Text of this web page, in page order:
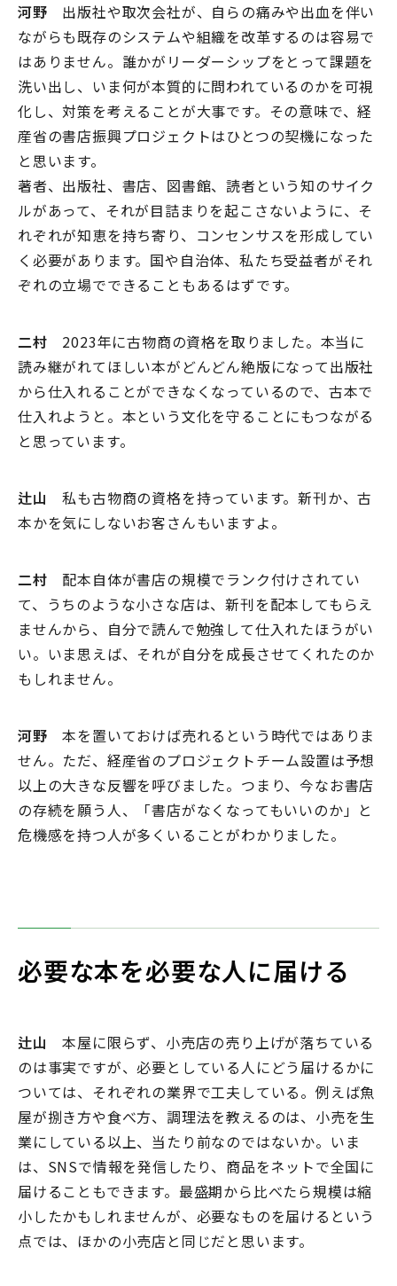
河野 出版社や取次会社が、自らの痛みや出血を伴い
ながらも既存のシステムや組織を改革するのは容易で
はありません。誰かがリーダーシップをとって課題を
洗い出し、いま何が本質的に問われているのかを可視
化し、対策を考えることが大事です。その意味で、経
産省の書店振興プロジェクトはひとつの契機になった
と思います。
著者、出版社、書店、図書館、読者という知のサイク
ルがあって、それが目詰まりを起こさないように、そ
れぞれが知恵を持ち寄り、コンセンサスを形成してい
く必要があります。国や自治体、私たち受益者がそれ
ぞれの立場でできることもあるはずです。
二村 2023年に古物商の資格を取りました。本当に
読み継がれてほしい本がどんどん絶版になって出版社
から仕入れることができなくなっているので、古本で
仕入れようと。本という文化を守ることにもつながる
と思っています。
辻山
私も古物商の資格を持っています。新刊か、古
本かを気にしないお客さんもいますよ。
二村 配本自体が書店の規模でランク付けされてい
て、うちのような小さな店は、新刊を配本してもらえ
ませんから、自分で読んで勉強して仕入れたほうがい
い。いま思えば、それが自分を成長させてくれたのか
もしれません。
河野 本を置いておけば売れるという時代ではありま
せん。ただ、経産省のプロジェクトチーム設置は予想
以上の大きな反響を呼びました。つまり、今なお書店
の存続を願う人、「書店がなくなってもいいのか」と
危機感を持つ人が多くいることがわかりました。
必要な本を必要な人に届ける
辻山
本屋に限らず、小売店の売り上げが落ちている
のは事実ですが、必要としている人にどう届けるかに
ついては、それぞれの業界で工夫している。例えば魚
屋が捌き方や食べ方、調理法を教えるのは、小売を生
業にしている以上、当たり前なのではないか。いま
は、SNSで情報を発信したり、商品をネットで全国に
届けることもできます。最盛期から比べたら規模は縮
小したかもしれませんが、必要なものを届けるという
点では、ほかの小売店と同じだと思います。